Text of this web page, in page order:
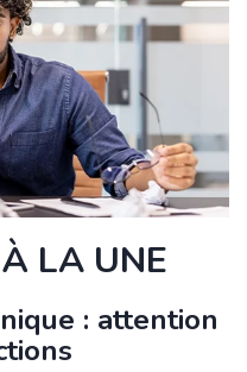
LA UNE
: attention